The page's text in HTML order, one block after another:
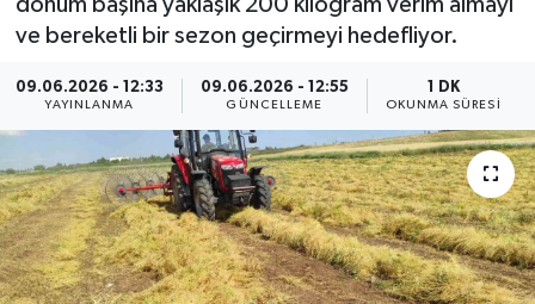
dönüm başına yaklaşık 200 kilogram verim almayı
ve bereketli bir sezon geçirmeyi hedefliyor.
09.06.2026 - 12:33
YAYINLANMA
09.06.2026 - 12:55
GÜNCELLEME
1 DK
OKUNMA SÜRESI
Canlı Maç
ÇEVRE
Dış Haberler
Dünya
EĞİTİM